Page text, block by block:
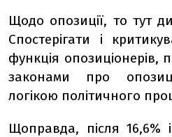
Щодо опозиції, то тут
Спостерігати і
функція опозиціонерів,
законами про
логікою політичного
Щоправда, після 16,6%